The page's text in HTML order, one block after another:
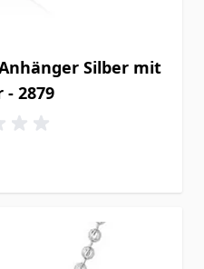
Silber mit
- 2879